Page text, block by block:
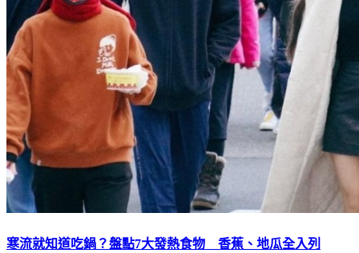
寒流就知道吃鍋？盤點7大發熱食物 香蕉、地瓜全入列